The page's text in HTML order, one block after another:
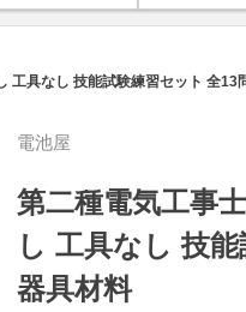
工具なし 技能試験練習セット 全13
電池屋
第二種電気工事
し 工具なし 技
器具材料